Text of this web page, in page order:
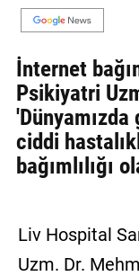
VİDEO
YAZARLAR
BİZE
ULAŞIN
Künye
Gizlilik
Politikası
İnternet
Psikiyatri
ciddi
bağımlılığı
Liv Hospital
Uzm. Dr.